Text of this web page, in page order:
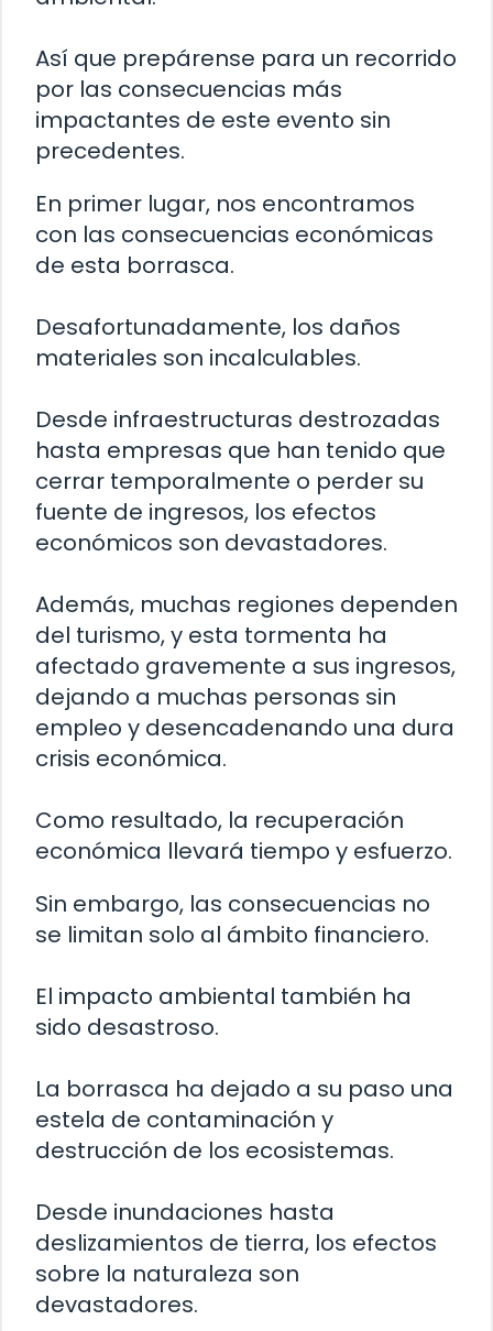
Así que prepárense para un recorrido
por las consecuencias más
impactantes de este evento sin
precedentes.
En primer lugar, nos encontramos
con las consecuencias económicas
de esta borrasca.
Desafortunadamente, los daños
materiales son incalculables.
Desde infraestructuras destrozadas
hasta empresas que han tenido que
cerrar temporalmente o perder su
fuente de ingresos, los efectos
económicos son devastadores.
Además, muchas regiones dependen
del turismo, y esta tormenta ha
afectado gravemente a sus ingresos,
dejando a muchas personas sin
empleo y desencadenando una dura
crisis económica.
Como resultado, la recuperación
económica llevará tiempo y esfuerzo.
Sin embargo, las consecuencias no
se limitan solo al ámbito financiero.
El impacto ambiental también ha
sido desastroso.
La borrasca ha dejado a su paso una
estela de contaminación y
destrucción de los ecosistemas.
Desde inundaciones hasta
deslizamientos de tierra, los efectos
sobre la naturaleza son
devastadores.